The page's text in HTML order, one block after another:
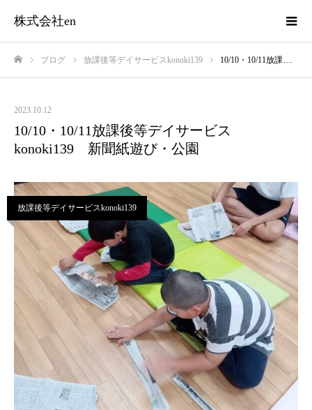
株式会社en
ブログ 放課後等デイサービスkonoki139 10/10・10/11放課後等デイサービスkonoki139 新聞紙遊び・公園
2023.10.12
10/10・10/11放課後等デイサービス
konoki139 新聞紙遊び・公園
放課後等デイサービスkonoki139